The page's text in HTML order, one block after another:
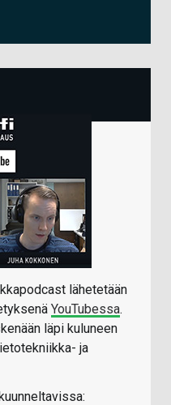
lähetetään
YouTubessa.
läpi kuluneen
ja